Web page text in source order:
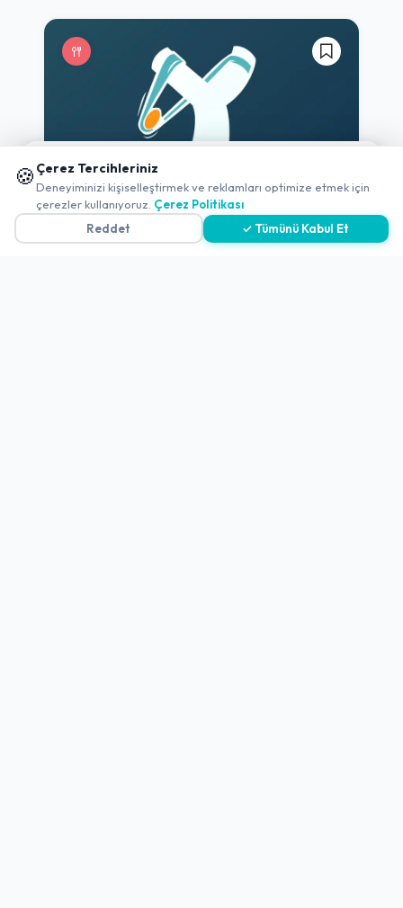
Kahramanmaraş -Onikişubat
🍪 Çerez Tercihleriniz
Deneyiminizi kişiselleştirmek ve reklamları optimize etmek için
çerezler kullanıyoruz. Çerez Politikası
Reddet
✓ Tümünü Kabul Et
📱 Mobil uygulamamızı keşfedin!
✖